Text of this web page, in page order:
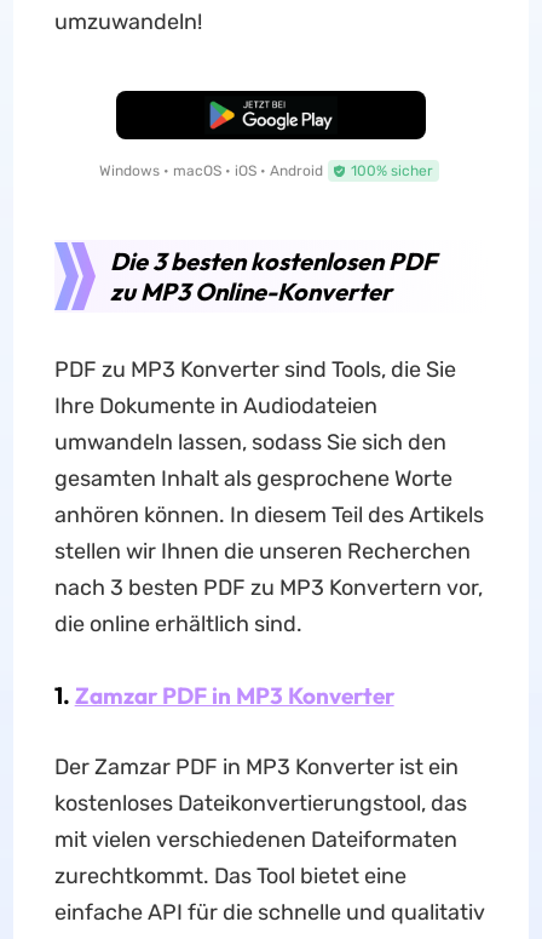
umzuwandeln!
Kostenloser Download
Windows • macOS • iOS • Android 100% sicher
Die 3 besten kostenlosen PDF
zu MP3 Online-Konverter
PDF zu MP3 Konverter sind Tools, die Sie
Ihre Dokumente in Audiodateien
umwandeln lassen, sodass Sie sich den
gesamten Inhalt als gesprochene Worte
anhören können. In diesem Teil des Artikels
stellen wir Ihnen die unseren Recherchen
nach 3 besten PDF zu MP3 Konvertern vor,
die online erhältlich sind.
1. Zamzar PDF in MP3 Konverter
Der Zamzar PDF in MP3 Konverter ist ein
kostenloses Dateikonvertierungstool, das
mit vielen verschiedenen Dateiformaten
zurechtkommt. Das Tool bietet eine
einfache API für die schnelle und qualitativ